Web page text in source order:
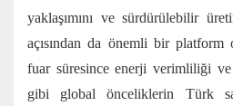
yaklaşımını ve sürdürülebilir
açısından da önemli bir
fuar süresince enerji verimliliği
gibi global önceliklerin Türk